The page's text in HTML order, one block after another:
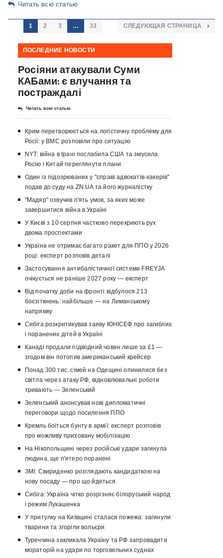
Читать всю статью
1 2 3 … 33 СЛЕДУЮЩАЯ СТРАНИЦА
ПОСЛЕДНИЕ НОВОСТИ
Росіяни атакували Суми
КАБами: є влучання та
постраждалі
Читать всю статью
Крим перетворюється на логістичну проблему для
Росії: у ВМС розповіли про ситуацію
NYT: війна в Ірані послабила США та змусила
Росію і Китай переглянути плани
Один із підозрюваних у "справі адвокатів-хакерів"
подав до суду на ZN.UA та його журналістку
"Мадяр" озвучив п'ять умов, за яких може
завершитися війна в Україні
У Києві з 10 серпня частково перекриють рух
двома проспектами
Україна не отримає багато ракет для ППО у 2026
році: експерт розповів деталі
Застосування антибалістичної системи FREYJA
очікується не раніше 2027 року — експерт
Від початку доби на фронті відбулося 213
боєзіткнень: найбільше — на Лиманському
напрямку
Сибіга розкритикував заяву ЮНІСЕФ про загиблих
і поранених дітей в Україні
Канаді продали підводний човен лише за £1 —
згодом він потопив американський крейсер
Понад 300 тис. сімей на Одещині опинилися без
світла через атаку РФ, відновлювальні роботи
тривають — Зеленський
Зеленський анонсував нові дипломатичні
переговори щодо посилення ППО
Кремль боїться бунту в армії: експерт розповів
про можливу приховану мобілізацію
На Нікопольщині через російські удари загинула
людина, ще п'ятеро поранені
ЗМІ: Свириденко розглядають кандидаткою на
нову посаду — про що йдеться
Сибіга: Україна чітко розрізняє білоруський народ
і режим Лукашенка
У притулку на Київщині сталася пожежа: загинули
тварини та згоріли вольєри
Туреччина закликала Україну та РФ запровадити
мораторій на удари по торговельних суднах